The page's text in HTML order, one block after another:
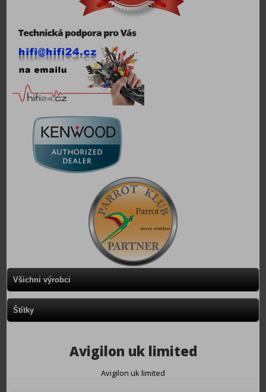
Všichni výrobci
Štítky
Avigilon uk limited
Avigilon uk limited